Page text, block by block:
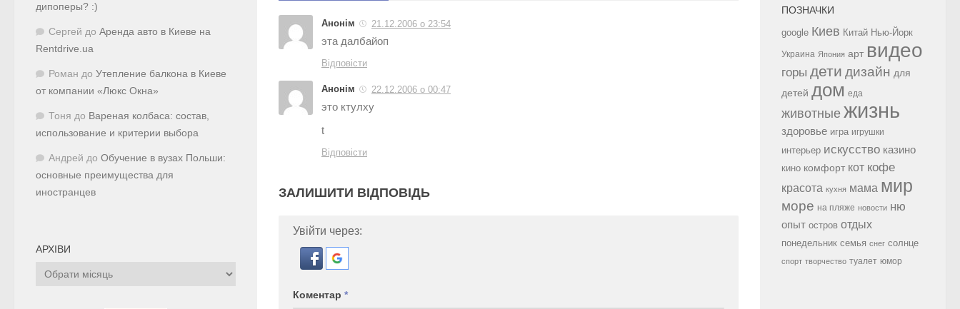
Анонім 21.12.2006 о 23:54
эта далбайоп
Відповісти
Анонім 22.12.2006 о 00:47
это ктулху
t
Відповісти
ЗАЛИШИТИ ВІДПОВІДЬ
Увійти через:
Коментар *
дипоперы? :)
Сергей до Аренда авто в Киеве на
Rentdrive.ua
Роман до Утепление балкона в Киеве
от компании «Люкс Окна»
Тоня до Вареная колбаса: состав,
использование и критерии выбора
Андрей до Обучение в вузах Польши:
основные преимущества для
иностранцев
АРХІВИ
Архіви
ПОЗНАЧКИ
google Киев Китай Нью-Йорк
Украина Япония арт видео
горы дети дизайн для
детей дом еда
животные жизнь
здоровье игра игрушки
интерьер искусство казино
кино комфорт кот кофе
красота кухня мама мир
море на пляже новости ню
опыт остров отдых
понедельник семья снег солнце
спорт творчество туалет юмор